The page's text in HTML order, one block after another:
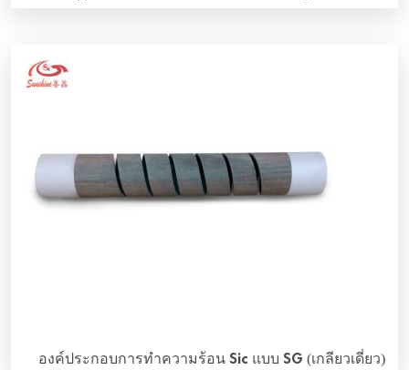
carbide heating Elements look like the letter “M”, also
known as W-type silicon carbide heating elements, there
type Globar Silicon Carbide heating element and the
heating […]
องค์ประกอบการทําความร้อน Sic แบบ SG (เกลียวเดี่ยว)